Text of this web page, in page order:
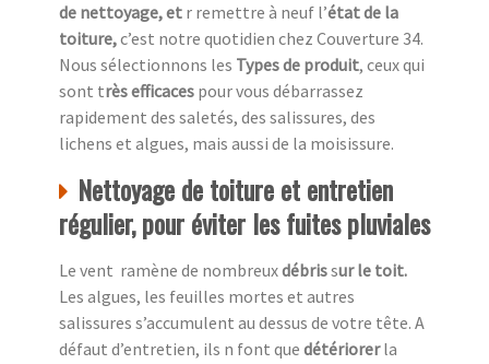
de nettoyage, et r remettre à neuf l’état de la
toiture,c’est notre quotidien chez Couverture 34.
Nous sélectionnons les Types de produit, ceux qui
sont très efficaces pour vous débarrassez
rapidement des saletés, des salissures, des
lichens et algues, mais aussi de la moisissure.
Nettoyage de toiture et entretien
régulier, pour éviter les fuites pluviales
Le vent ramène de nombreuxdébrissur le toit.
Les algues, les feuilles mortes et autres
salissures s’accumulent au dessus de votre tête. A
défaut d’entretien, ils n font que détériorerla